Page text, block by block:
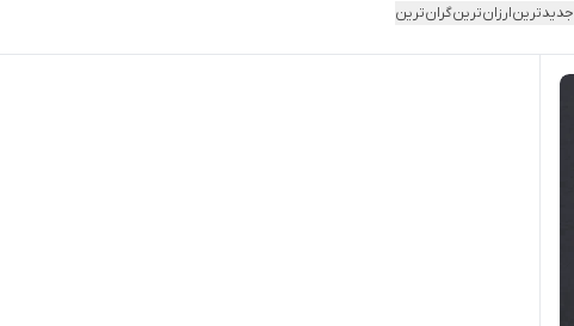
جدیدترینارزان‌ترینگران‌ترین